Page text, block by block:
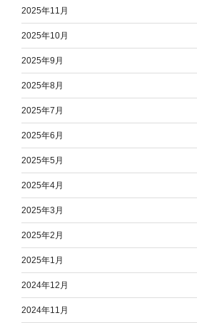
2025年11月
2025年10月
2025年9月
2025年8月
2025年7月
2025年6月
2025年5月
2025年4月
2025年3月
2025年2月
2025年1月
2024年12月
2024年11月